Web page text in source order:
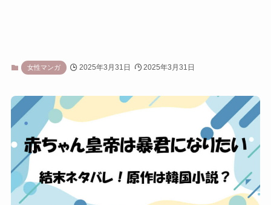
女性マンガ 2025年3月31日 2025年3月31日